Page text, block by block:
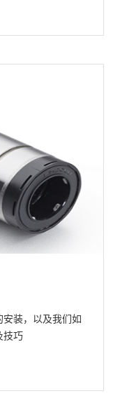
装，以及我们如
技巧